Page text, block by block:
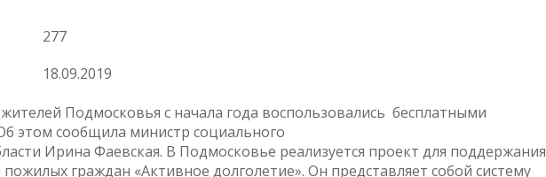
277
18.09.2019
Подмосковья с начала года воспользовались бесплатными
этом сообщила министр социального
Ирина Фаевская. В Подмосковье реализуется проект для поддержания
граждан «Активное долголетие». Он представляет собой систему